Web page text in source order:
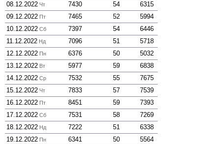
08.12.2022 Чт 7430 54
6315
09.12.2022 Пт 7465 52
5994
10.12.2022 Сб 7397 54
6446
11.12.2022 Нд 7096 51
5718
12.12.2022 Пн 6376 50
5032
13.12.2022 Вт 5977 59
6838
14.12.2022 Ср 7532 55
7675
15.12.2022 Чт 7833 57
7539
16.12.2022 Пт 8451 59
7393
17.12.2022 Сб 7531 58
7269
18.12.2022 Нд 7222 51
6338
19.12.2022 Пн 6341 50
5564